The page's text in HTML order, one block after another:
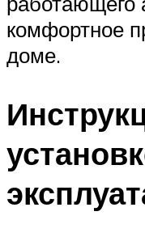
комфортное
доме.